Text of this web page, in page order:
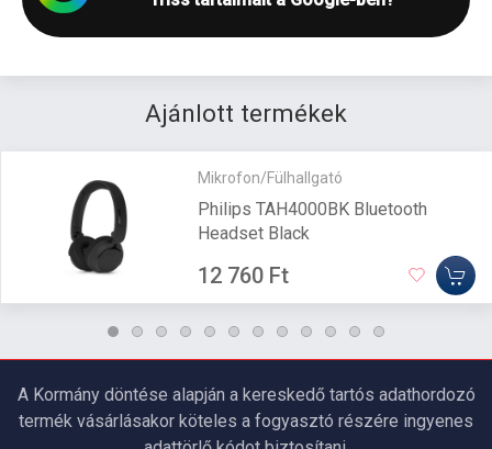
Ajánlott termékek
Mikrofon/Fülhallgató
Philips TAH4000BK Bluetooth
Headset Black
12 760 Ft
A Kormány döntése alapján a kereskedő tartós adathordozó
termék vásárlásakor köteles a fogyasztó részére ingyenes